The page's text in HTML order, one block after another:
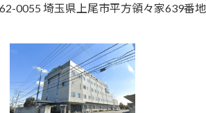
0055 埼玉県上尾市平方領々家639番地